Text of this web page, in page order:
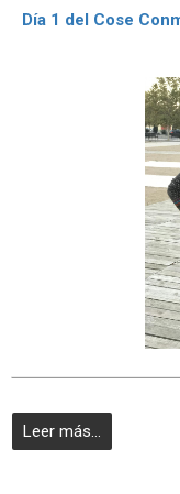
Día 1 del Cose
Leer más...